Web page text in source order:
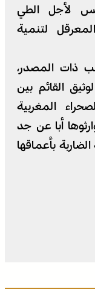
لأجل الطي
لتنمية
ذات المصدر،
القائم بين
المغربية
أبا عن جد
بأعماقها